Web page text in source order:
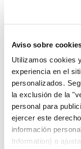
Aviso sobre
Utilizamos cookies
experiencia en el
personalizados.
la exclusión de la
personal para
ejercer este
información
Information) o
Riyadh
Arabia Saudí
00966 1 4032968
Riyadh@al-
See detailsGo to
AL-
Riyadh
Arabia Saudí